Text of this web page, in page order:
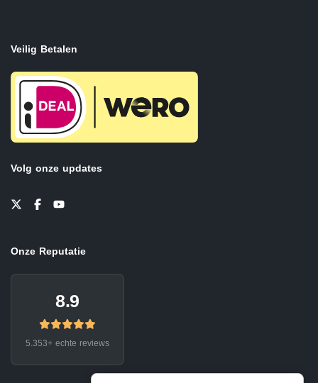
Veilig Betalen
Volg onze updates
Onze Reputatie
8.9
5.353+ echte reviews